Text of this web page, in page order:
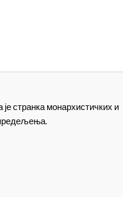
странка монархистичких и